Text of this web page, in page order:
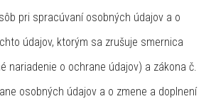
pri spracúvaní osobných údajov a o
údajov, ktorým sa zrušuje smernica
nariadenie o ochrane údajov) a zákona č.
osobných údajov a o zmene a doplnení